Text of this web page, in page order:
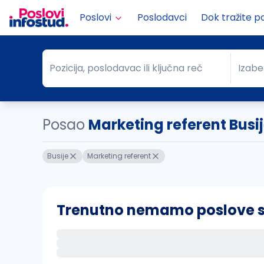
Poslovi Poslodavci Dok tražite
Pozicija, poslodavac ili ključna reč
Pozicija, poslodavac ili ključna reč Grad
Posao Marketing referent
Busije Marketing referent
Trenutno nemamo poslove